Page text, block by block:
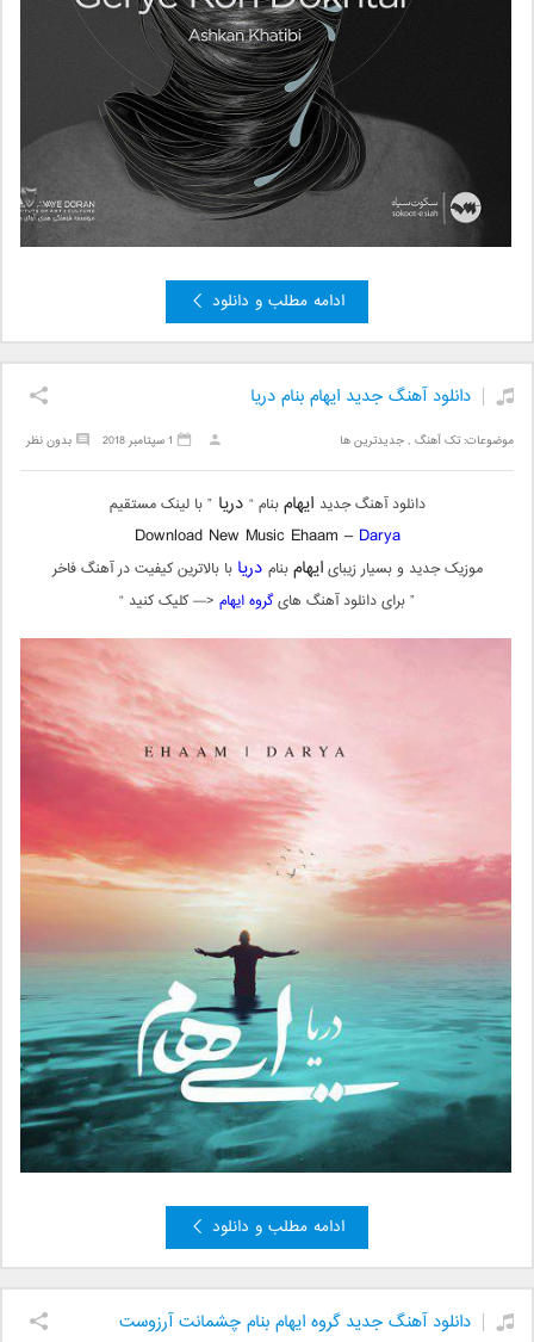
ادامه مطلب و دانلود
دانلود آهنگ جدید ایهام بنام دریا
موضوعات:تک آهنگ ,جدیدترین ها بدون نظر 1 سپتامبر 2018
دانلود آهنگ جدید ایهامبنام “ دریا” با لینک مستقیم
Download New Music Ehaam – Darya
موزیک جدید و بسیار زیبایایهامبنام دریا با بالاترین کیفیت در آهنگ فاخر
” برای دانلود آهنگ هایگروه ایهام <— کلیک کنید “
ادامه مطلب و دانلود
دانلود آهنگ جدید گروه ایهام بنام چشمانت آرزوست